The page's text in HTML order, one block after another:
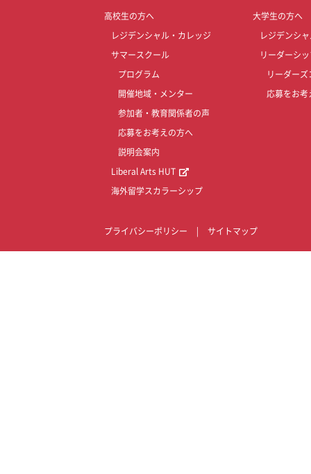
高校生の方へ
レジデンシャル・カレッジ
サマースクール
プログラム
開催地域・メンター
参加者・教育関係者の声
応募をお考えの方へ
説明会案内
Liberal Arts HUT
海外留学スカラーシップ
大学生の方へ
レジデンシ
リーダーシ
リーダーズ
応募をお考
プライバシーポリシー サイトマップ